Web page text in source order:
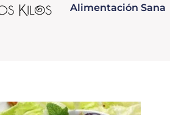
Alimentación Sana